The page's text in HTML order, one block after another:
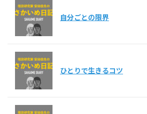
自分ごとの限界
ひとりで生きるコツ